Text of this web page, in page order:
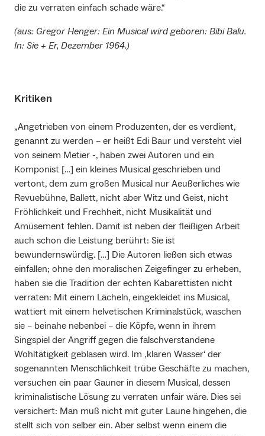
die zu verraten einfach schade wäre.“
(aus: Gregor Henger: Ein Musical wird geboren: Bibi Balu.
In: Sie + Er, Dezember 1964.)
Kritiken
„Angetrieben von einem Produzenten, der es verdient,
genannt zu werden – er heißt Edi Baur und versteht viel
von seinem Metier -, haben zwei Autoren und ein
Komponist […] ein kleines Musical geschrieben und
vertont, dem zum großen Musical nur Aeußerliches wie
Revuebühne, Ballett, nicht aber Witz und Geist, nicht
Fröhlichkeit und Frechheit, nicht Musikalität und
Amüsement fehlen. Damit ist neben der fleißigen Arbeit
auch schon die Leistung berührt: Sie ist
bewundernswürdig. […] Die Autoren ließen sich etwas
einfallen; ohne den moralischen Zeigefinger zu erheben,
haben sie die Tradition der echten Kabarettisten nicht
verraten: Mit einem Lächeln, eingekleidet ins Musical,
wattiert mit einem helvetischen Kriminalstück, waschen
sie – beinahe nebenbei – die Köpfe, wenn in ihrem
Singspiel der Angriff gegen die falschverstandene
Wohltätigkeit geblasen wird. Im ‚klaren Wasser‘ der
sogenannten Menschlichkeit trübe Geschäfte zu machen,
versuchen ein paar Gauner in diesem Musical, dessen
kriminalistische Lösung zu verraten unfair wäre. Dies sei
versichert: Man muß nicht mit guter Laune hingehen, die
stellt sich von selber ein. Aber selbst wenn einem die